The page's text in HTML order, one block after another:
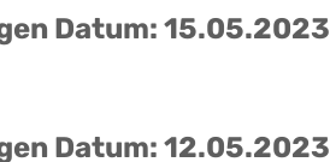
Datum: 15.05.2023
Datum: 12.05.2023